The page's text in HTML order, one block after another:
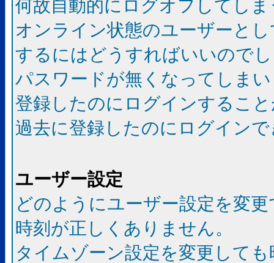
何故自動的にログオフしてし
オンライン状態のユーザーと
するにはどうすればいいので
パスワードが無くなってしま
登録したのにログインするこ
過去に登録したのにログイン
ユーザー設定
どのようにユーザー設定を変
時刻が正しくありません。
タイムゾーン設定を変更して